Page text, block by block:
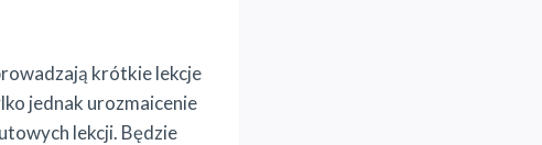
krótkie lekcje
jednak urozmaicenie
lekcji. Będzie